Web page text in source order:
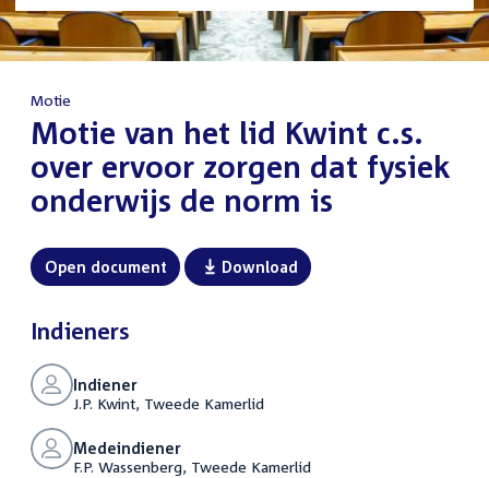
Motie
:Motie van het lid Kwint c.s.
over ervoor zorgen dat fysiek
onderwijs de norm is
Open document Download
Indieners
Indiener
J.P. Kwint, Tweede Kamerlid
Medeindiener
F.P. Wassenberg, Tweede Kamerlid